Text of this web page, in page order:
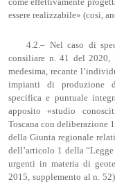
essere realizzabile» (così,
4.2.– Nel caso di
consiliare n. 41 del 2020,
medesima, recante
impianti di produzione
specifica e puntuale
apposito «studio
Toscana con deliberazione
della Giunta regionale
dell’articolo 1 della
urgenti in materia di
2015, supplemento al n.